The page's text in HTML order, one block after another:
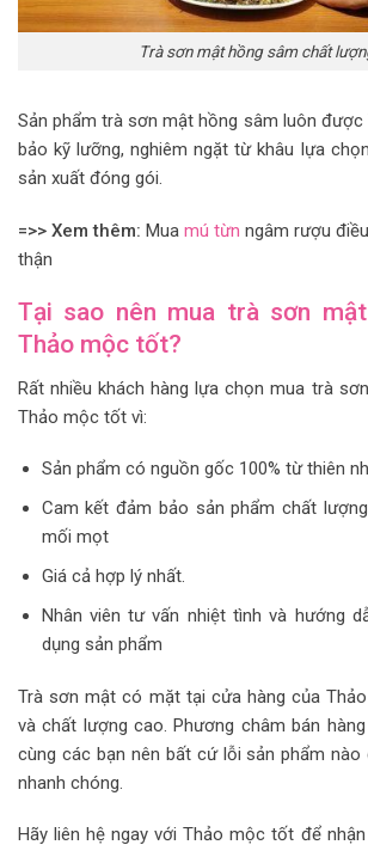
Trà sơn mật hồng sâm chất
Sản phẩmtrà sơn mật hồng sâm luôn được
bảo kỹ lưỡng, nghiêm ngặt từ khâu lựa
sản xuất đóng gói.
=>> Xem thêm: Mua mú từn ngâm rượu
thận
Tại sao nên mua trà sơn
Thảo mộc tốt?
Rất nhiều khách hàng lựa chọn mua trà
Thảo mộc tốt vì:
Sản phẩm có nguồn gốc 100% từ thiên
Cam kết đảm bảo sản phẩm chất
mối mọt
Giá cả hợp lý nhất.
Nhân viên tư vấn nhiệt tình và hướng
dụng sản phẩm
Trà sơn mật có mặt tại cửa hàng của
và chất lượng cao. Phương châm bán
cùng các bạn nên bất cứ lỗi sản phẩm
nhanh chóng.
Hãy liên hệ ngay với Thảo mộc tốt để